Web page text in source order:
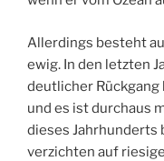
Allerdings besteht
ewig. In den letzten
deutlicher
und es ist durchaus
dieses Jahrhunderts
verzichten auf